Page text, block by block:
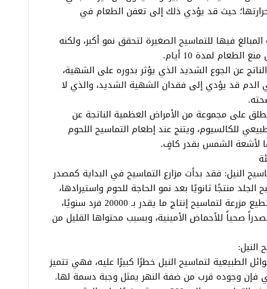
حيث قد يؤدي ذلك إلى تعفن الطعام في
فيها للتماسيح الصغيرة لتحقق نمو أكبر، ولكنه
لمدة 10 أيام.
عن الجوع الشديد الذي يؤثر بدوره على الشهية،
قد يؤدي إلى فقدان الشهية الشديد، والذي لا
على مجموعة من الأمراض العظمية الناتجة عن
للكالسيوم، ويتنج عند إطعام التماسيح اللحوم
لأشعة الشمس بقدر كافٍ.
النيل: فقد بدأت مزارع التماسيح في البداية كمصدر
منتجًا ثانويًا بعد نمو الحاجة للحوم واستيرادها،
وخاصة من أوروبا وشرق آسيا. وتستطيع مزرعة لتماسيح إنتاج ما يقدر بـ 20000 فرد سنويًا،
صحياً للأحماض الأمينية، وبسبب محتواها القليل من
النيل:
الطبيعية لتماسيح النيل خطرًا كبيرًا عليه، فهي تتميز
فإن وجوده قرب من ضفة النهر يمثل وجبة دسمة لها.